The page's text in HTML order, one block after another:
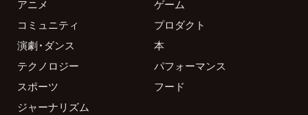
アニメ
ゲーム
コミュニティ
プロダクト
演劇・ダンス
本
テクノロジー
パフォーマンス
スポーツ
フード
ジャーナリズム